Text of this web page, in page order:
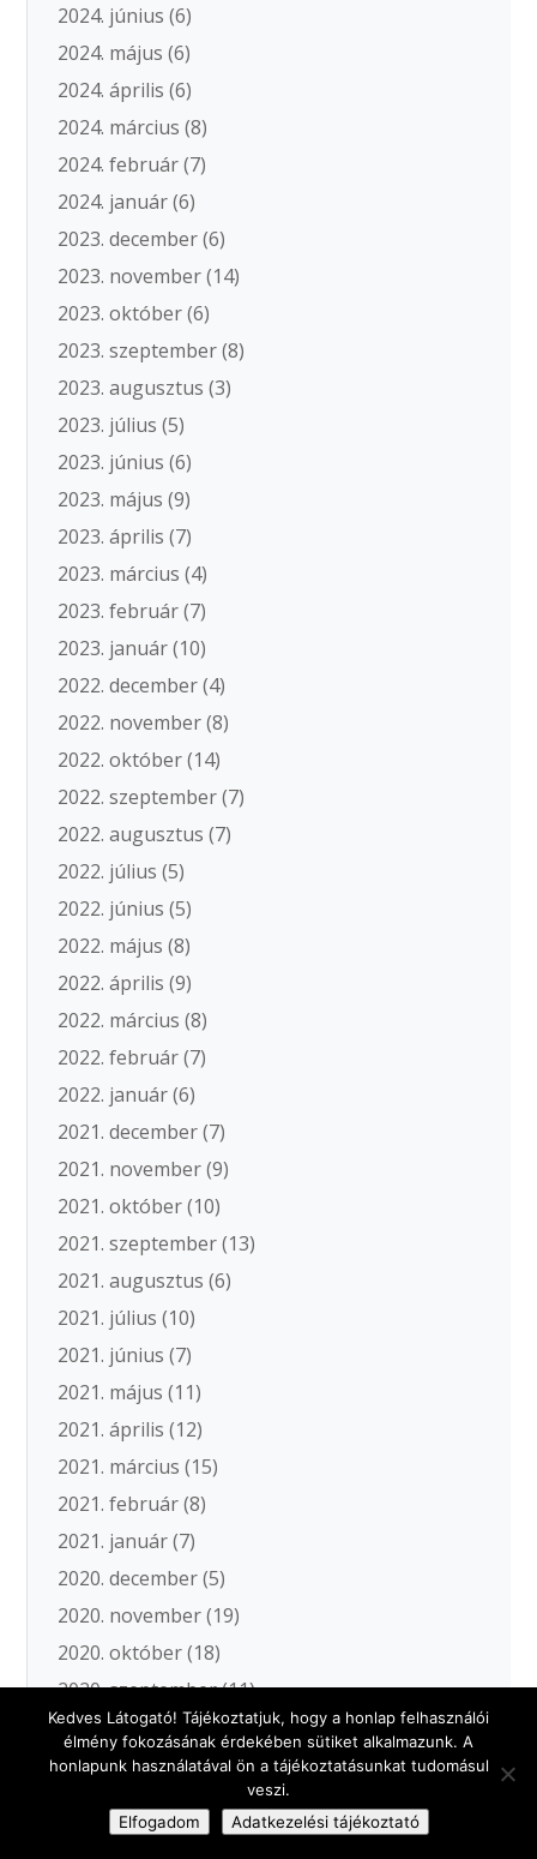
2024. június (6)
2024. május (6)
2024. április (6)
2024. március (8)
2024. február(7)
2024. január(6)
2023. december(6)
2023. november(14)
2023. október(6)
2023. szeptember(8)
2023. augusztus (3)
2023. július (5)
2023. június (6)
2023. május (9)
2023. április (7)
2023. március (4)
2023. február(7)
2023. január(10)
2022. december(4)
2022. november(8)
2022. október(14)
2022. szeptember(7)
2022. augusztus (7)
2022. július (5)
2022. június (5)
2022. május (8)
2022. április (9)
2022. március (8)
2022. február(7)
2022. január(6)
2021. december(7)
2021. november(9)
2021. október(10)
2021. szeptember(13)
2021. augusztus (6)
2021. július (10)
2021. június (7)
2021. május (11)
2021. április (12)
2021. március (15)
2021. február(8)
2021. január(7)
2020. december(5)
2020. november(19)
2020. október(18)
2020. szeptember(11)
2020. augusztus(5)
2020. július(3)
2020. május(12)
Kedves Látogató! Tájékoztatjuk, hogy a honlap felhasználói
élmény fokozásának érdekében sütiket alkalmazunk. A
honlapunk használatával ön a tájékoztatásunkat tudomásul
veszi.
Elfogadom
Adatkezelési tájékoztató